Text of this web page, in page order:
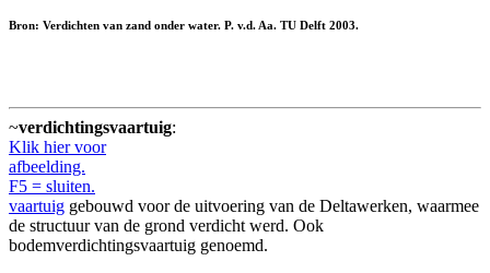
Bron: Verdichten van zand onder water. P. v.d. Aa. TU Delft 2003.
~verdichtingsvaartuig:
Klik hier voor
afbeelding.
F5 = sluiten.
vaartuig gebouwd voor de uitvoering van de Deltawerken, waarmee
de structuur van de grond verdicht werd. Ook
bodemverdichtingsvaartuig genoemd.